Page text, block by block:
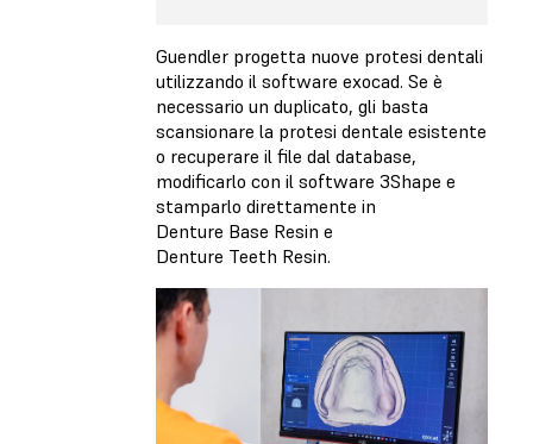
Guendler progetta nuove protesi dentali
utilizzando il software exocad. Se è
necessario un duplicato, gli basta
scansionare la protesi dentale esistente
o recuperare il file dal database,
modificarlo con il software 3Shape e
stamparlo direttamente in
Denture Base Resin e
Denture Teeth Resin.